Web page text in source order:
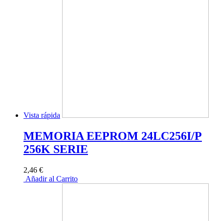
Vista rápida
MEMORIA EEPROM 24LC256I/P
256K SERIE
2,46 €
Añadir al Carrito